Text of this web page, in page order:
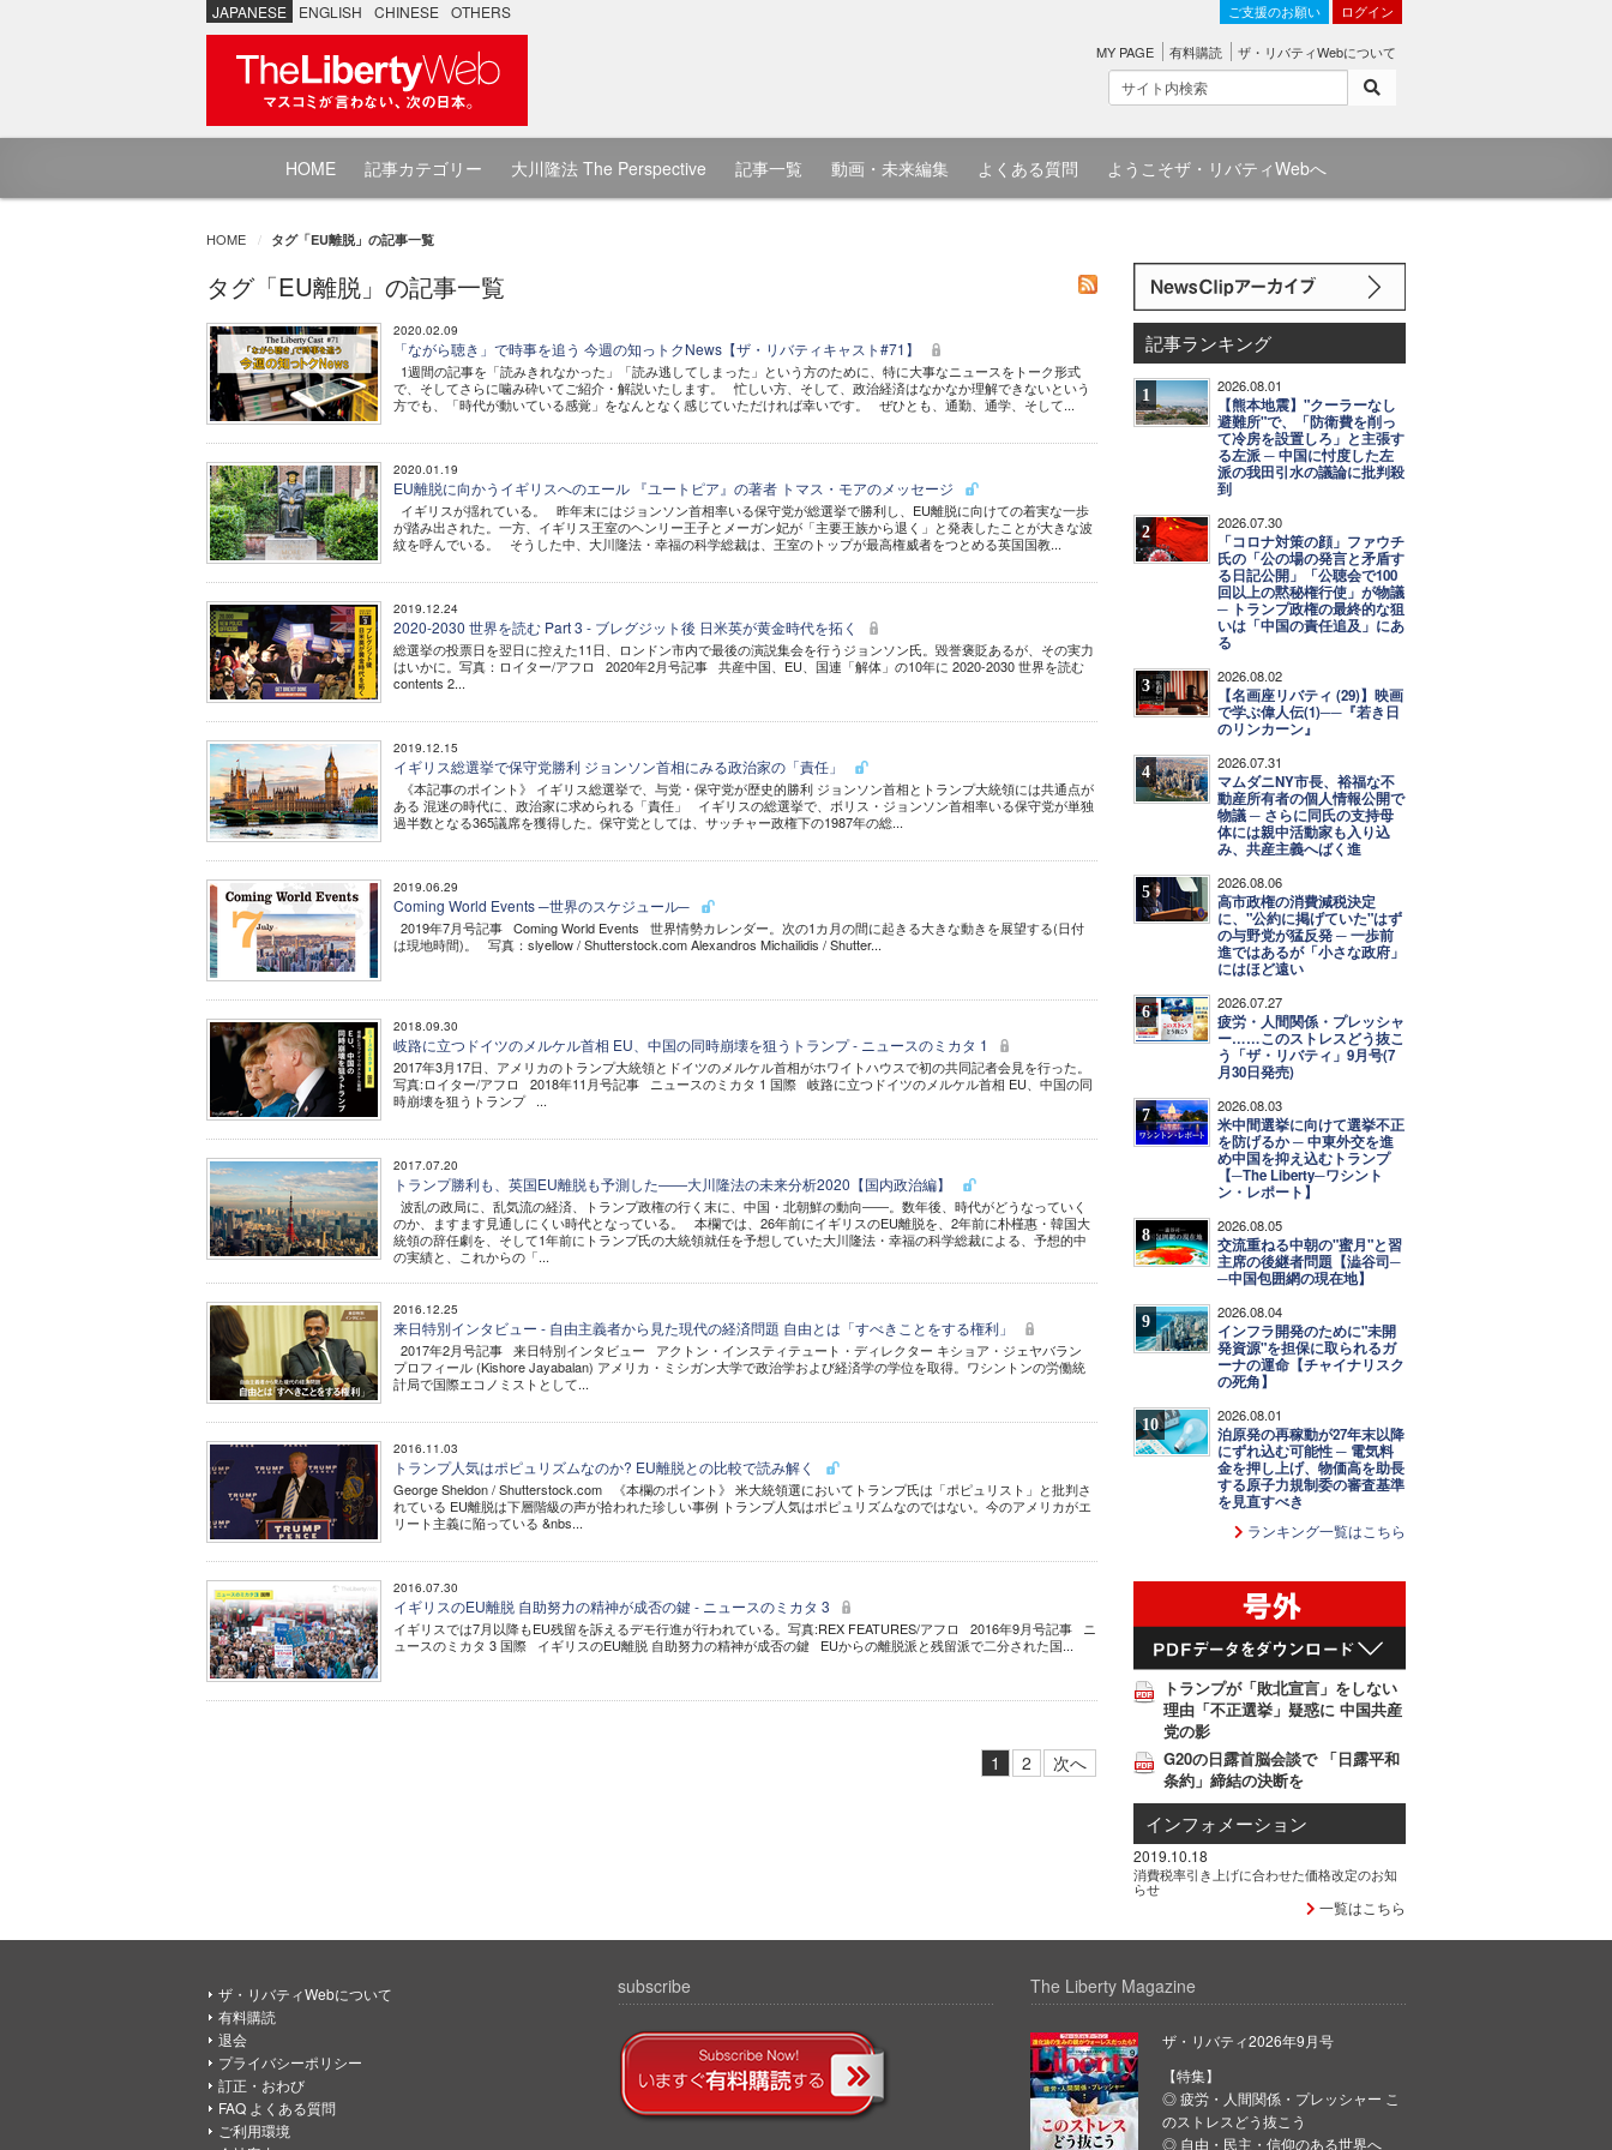
JAPANESE ENGLISH CHINESE OTHERS ご支援のお願い ログイン
MY PAGE 有料購読 ザ・リバティWebについて
HOME 記事カテゴリー 大川隆法 The Perspective 記事一覧 動画・未来編集 よくある質問 ようこそザ・リバティWebへ
HOME タグ「EU離脱」の記事一覧
タグ「EU離脱」の記事一覧
2020.02.09
「ながら聴き」で時事を追う 今週の知っトクNews【ザ・リバティキャスト#71】
1週間の記事を「読みきれなかった」「読み逃してしまった」という方のために、特に大事なニュースをトーク形式
で、そしてさらに噛み砕いてご紹介・解説いたします。 忙しい方、そして、政治経済はなかなか理解できないという
方でも、「時代が動いている感覚」をなんとなく感じていただければ幸いです。 ぜひとも、通勤、通学、そして...
2020.01.19
EU離脱に向かうイギリスへのエール 『ユートピア』の著者 トマス・モアのメッセージ
イギリスが揺れている。 昨年末にはジョンソン首相率いる保守党が総選挙で勝利し、EU離脱に向けての着実な一歩
が踏み出された。一方、イギリス王室のヘンリー王子とメーガン妃が「主要王族から退く」と発表したことが大きな波
紋を呼んでいる。 そうした中、大川隆法・幸福の科学総裁は、王室のトップが最高権威者をつとめる英国国教...
2019.12.24
2020-2030 世界を読む Part 3 - ブレグジット後 日米英が黄金時代を拓く
総選挙の投票日を翌日に控えた11日、ロンドン市内で最後の演説集会を行うジョンソン氏。毀誉褒貶あるが、その実力
はいかに。写真：ロイター/アフロ 2020年2月号記事 共産中国、EU、国連「解体」の10年に 2020-2030 世界を読む
contents 2...
2019.12.15
イギリス総選挙で保守党勝利 ジョンソン首相にみる政治家の「責任」
《本記事のポイント》 イギリス総選挙で、与党・保守党が歴史的勝利 ジョンソン首相とトランプ大統領には共通点が
ある 混迷の時代に、政治家に求められる「責任」 イギリスの総選挙で、ボリス・ジョンソン首相率いる保守党が単独
過半数となる365議席を獲得した。保守党としては、サッチャー政権下の1987年の総...
2019.06.29
Coming World Events ─世界のスケジュール─
2019年7月号記事 Coming World Events 世界情勢カレンダー。次の1カ月の間に起きる大きな動きを展望する(日付
は現地時間)。 写真：slyellow / Shutterstock.com Alexandros Michailidis / Shutter...
2018.09.30
岐路に立つドイツのメルケル首相 EU、中国の同時崩壊を狙うトランプ - ニュースのミカタ 1
2017年3月17日、アメリカのトランプ大統領とドイツのメルケル首相がホワイトハウスで初の共同記者会見を行った。
写真:ロイター/アフロ 2018年11月号記事 ニュースのミカタ 1 国際 岐路に立つドイツのメルケル首相 EU、中国の同
時崩壊を狙うトランプ ...
2017.07.20
トランプ勝利も、英国EU離脱も予測した――大川隆法の未来分析2020【国内政治編】
波乱の政局に、乱気流の経済、トランプ政権の行く末に、中国・北朝鮮の動向――。数年後、時代がどうなっていく
のか、ますます見通しにくい時代となっている。 本欄では、26年前にイギリスのEU離脱を、2年前に朴槿惠・韓国大
統領の辞任劇を、そして1年前にトランプ氏の大統領就任を予想していた大川隆法・幸福の科学総裁による、予想的中
の実績と、これからの「...
2016.12.25
来日特別インタビュー - 自由主義者から見た現代の経済問題 自由とは「すべきことをする権利」
2017年2月号記事 来日特別インタビュー アクトン・インスティテュート・ディレクター キショア・ジェヤバラン
プロフィール (Kishore Jayabalan) アメリカ・ミシガン大学で政治学および経済学の学位を取得。ワシントンの労働統
計局で国際エコノミストとして...
2016.11.03
トランプ人気はポピュリズムなのか? EU離脱との比較で読み解く
George Sheldon / Shutterstock.com 《本欄のポイント》 米大統領選においてトランプ氏は「ポピュリスト」と批判さ
れている EU離脱は下層階級の声が拾われた珍しい事例 トランプ人気はポピュリズムなのではない。今のアメリカがエ
リート主義に陥っている &nbs...
2016.07.30
イギリスのEU離脱 自助努力の精神が成否の鍵 - ニュースのミカタ 3
イギリスでは7月以降もEU残留を訴えるデモ行進が行われている。写真:REX FEATURES/アフロ 2016年9月号記事 ニ
ュースのミカタ 3 国際 イギリスのEU離脱 自助努力の精神が成否の鍵 EUからの離脱派と残留派で二分された国...
1 2 次へ
記事ランキング
1 2026.08.01
【熊本地震】"クーラーなし
避難所"で、「防衛費を削っ
て冷房を設置しろ」と主張す
る左派 ─ 中国に忖度した左
派の我田引水の議論に批判殺
到
2 2026.07.30
「コロナ対策の顔」ファウチ
氏の「公の場の発言と矛盾す
る日記公開」「公聴会で100
回以上の黙秘権行使」が物議
─ トランプ政権の最終的な狙
いは「中国の責任追及」にあ
る
3 2026.08.02
【名画座リバティ (29)】映画
で学ぶ偉人伝(1)──『若き日
のリンカーン』
4 2026.07.31
マムダニNY市長、裕福な不
動産所有者の個人情報公開で
物議 ─ さらに同氏の支持母
体には親中活動家も入り込
み、共産主義へばく進
5 2026.08.06
高市政権の消費減税決定
に、"公約に掲げていた"はず
の与野党が猛反発 ─ 一歩前
進ではあるが「小さな政府」
にはほど遠い
6 2026.07.27
疲労・人間関係・プレッシャ
ー……このストレスどう抜こ
う「ザ・リバティ」9月号(7
月30日発売)
7 2026.08.03
米中間選挙に向けて選挙不正
を防げるか ─ 中東外交を進
め中国を抑え込むトランプ
【─The Liberty─ワシント
ン・レポート】
8 2026.08.05
交流重ねる中朝の"蜜月"と習
主席の後継者問題【澁谷司─
─中国包囲網の現在地】
9 2026.08.04
インフラ開発のために"未開
発資源"を担保に取られるガ
ーナの運命【チャイナリスク
の死角】
10 2026.08.01
泊原発の再稼動が27年末以降
にずれ込む可能性 ─ 電気料
金を押し上げ、物価高を助長
する原子力規制委の審査基準
を見直すべき
ランキング一覧はこちら
トランプが「敗北宣言」をしない
理由「不正選挙」疑惑に 中国共産
党の影
G20の日露首脳会談で 「日露平和
条約」締結の決断を
インフォメーション
2019.10.18
消費税率引き上げに合わせた価格改定のお知
らせ
一覧はこちら
ザ・リバティWebについて
有料購読
退会
プライバシーポリシー
訂正・おわび
FAQ よくある質問
ご利用環境
subscribe The Liberty Magazine
ザ・リバティ2026年9月号
【特集】
◎ 疲労・人間関係・プレッシャー こ
のストレスどう抜こう
◎ 自由・民主・信仰のある世界へ